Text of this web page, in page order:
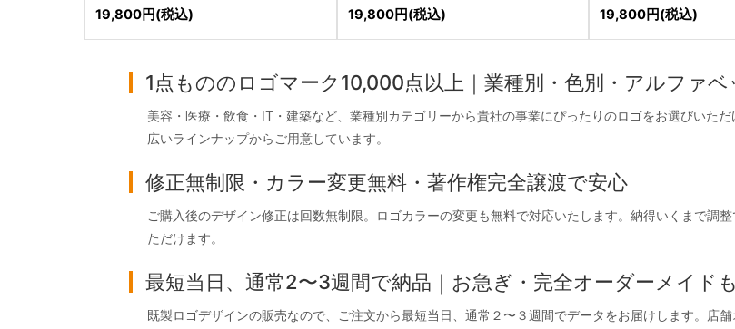
19,800円(税込) 19,800円(税込) 19,800円(税込)
1点もののロゴマーク10,000点以上｜業種別・色別・アルファ
美容・医療・飲食・IT・建築など、業種別カテゴリーから貴社の事業にぴったりのロゴをお選びいた
広いラインナップからご用意しています。
修正無制限・カラー変更無料・著作権完全譲渡で安心
ご購入後のデザイン修正は回数無制限。ロゴカラーの変更も無料で対応いたします。納得いくまで調
ただけます。
最短当日、通常2〜3週間で納品｜お急ぎ・完全オーダーメイド
既製ロゴデザインの販売なので、ご注文から最短当日、通常２〜３週間でデータをお届けします。店